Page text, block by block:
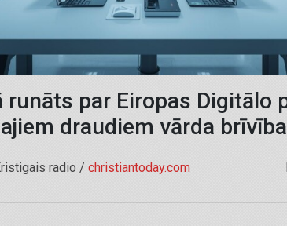
runāts par Eiropas Digitālo
draudiem vārda
radio / christiantoday.com